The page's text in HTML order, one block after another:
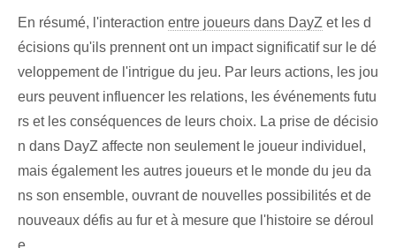
En résumé, l'interaction entre joueurs dans DayZ et les d
écisions qu'ils prennent ont un impact significatif sur le dé
veloppement de l'intrigue du jeu. Par leurs actions, les jou
eurs peuvent influencer les relations, les événements futu
rs et les conséquences de leurs choix. La prise de décisio
n dans DayZ affecte non seulement le joueur individuel,
mais également les autres joueurs et le monde du jeu da
ns son ensemble, ouvrant de nouvelles possibilités et de
nouveaux défis au fur et à mesure que l'histoire se déroul